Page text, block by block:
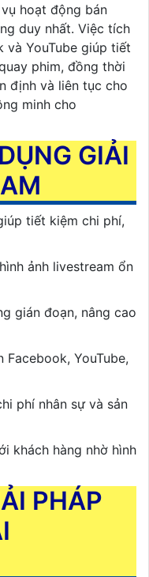
hoạt động bán
duy nhất. Việc tích
YouTube giúp tiết
phim, đồng thời
định và liên tục cho
minh cho
GIẢI
tiết kiệm chi phí,
ảnh livestream ổn
gián đoạn, nâng cao
YouTube,
phí nhân sự và sản
khách hàng nhờ hình
PHÁP